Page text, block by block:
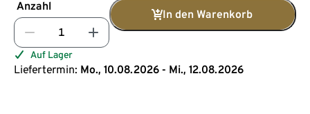
Anzahl
In den Warenkorb
Auf Lager
Liefertermin: Mo., 10.08.2026 - Mi., 12.08.2026